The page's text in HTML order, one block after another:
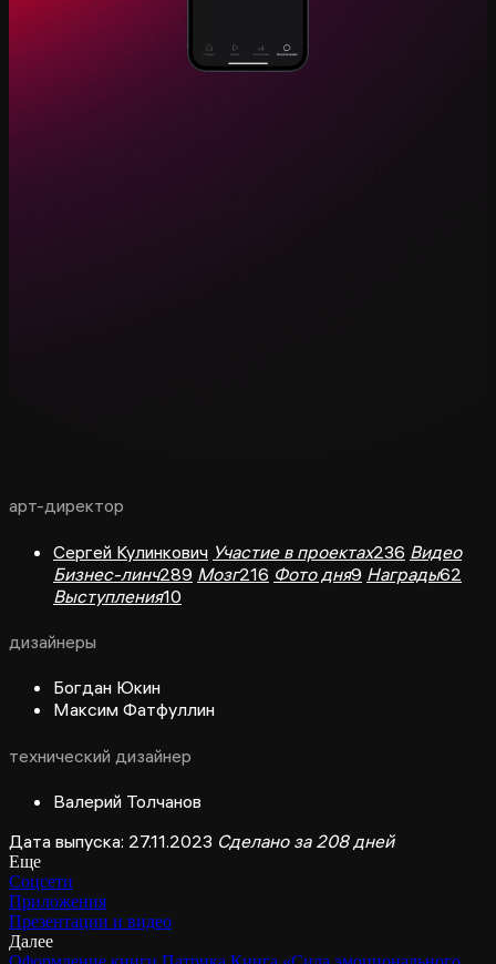
арт-директор
Сергей Кулинкович Участие в проектах236 Видео
Бизнес-линч289 Мозг216 Фото дня9 Награды62
Выступления10
дизайнеры
Богдан Юкин
Максим Фатфуллин
технический дизайнер
Валерий Толчанов
Дата выпуска: 27.11.2023 Сделано за 208 дней
Еще
Соцсети
Приложения
Презентации и видео
Далее